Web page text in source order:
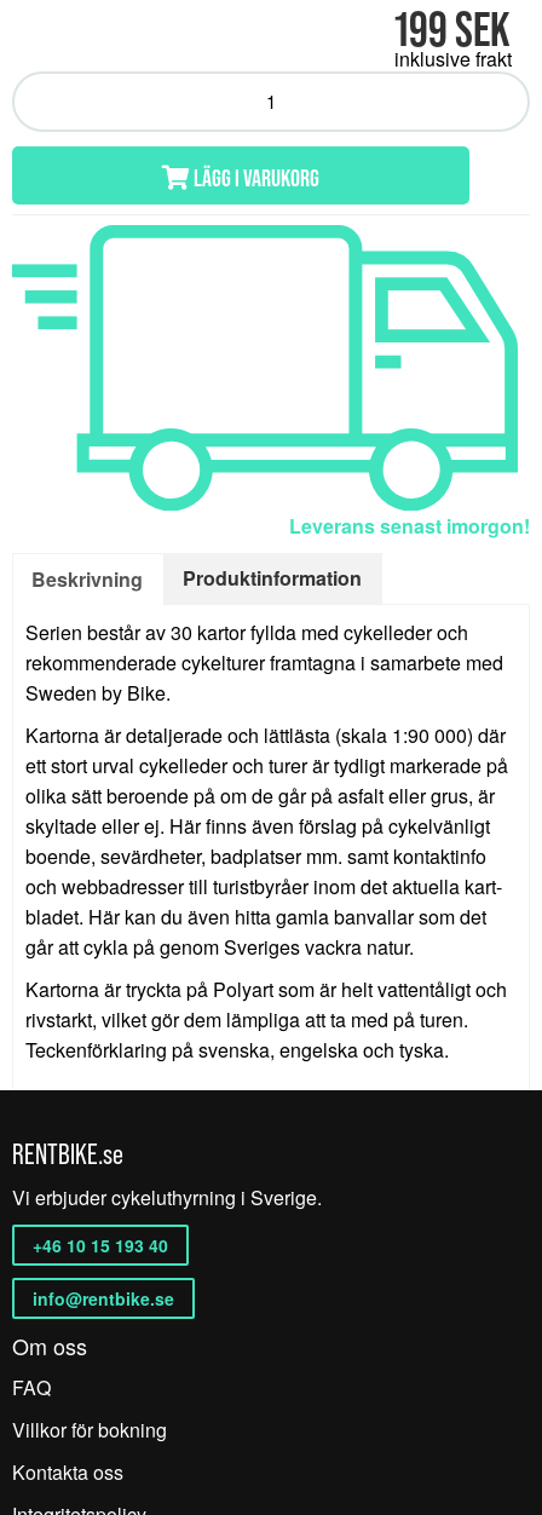
199 SEK
inklusive frakt
LÄGG I VARUKORG
Leverans senast imorgon!
Beskrivning
Produktinformation
Serien består av 30 kartor fyllda med cykelleder och
rekommenderade cykelturer framtagna i samarbete med
Sweden by Bike.
Kartorna är detaljerade och lättlästa (skala 1:90 000) där
ett stort urval cykelleder och turer är tydligt markerade på
olika sätt beroende på om de går på asfalt eller grus, är
skyltade eller ej. Här finns även förslag på cykelvänligt
boende, sevärdheter, badplatser mm. samt kontaktinfo
och webbadresser till turistbyråer inom det aktuella kart-
bladet. Här kan du även hitta gamla banvallar som det
går att cykla på genom Sveriges vackra natur.
Kartorna är tryckta på Polyart som är helt vattentåligt och
rivstarkt, vilket gör dem lämpliga att ta med på turen.
Teckenförklaring på svenska, engelska och tyska.
RENTBIKE.se
Vi erbjuder cykeluthyrning i Sverige.
+46 10 15 193 40
info@rentbike.se
Om oss
FAQ
Villkor för bokning
Kontakta oss